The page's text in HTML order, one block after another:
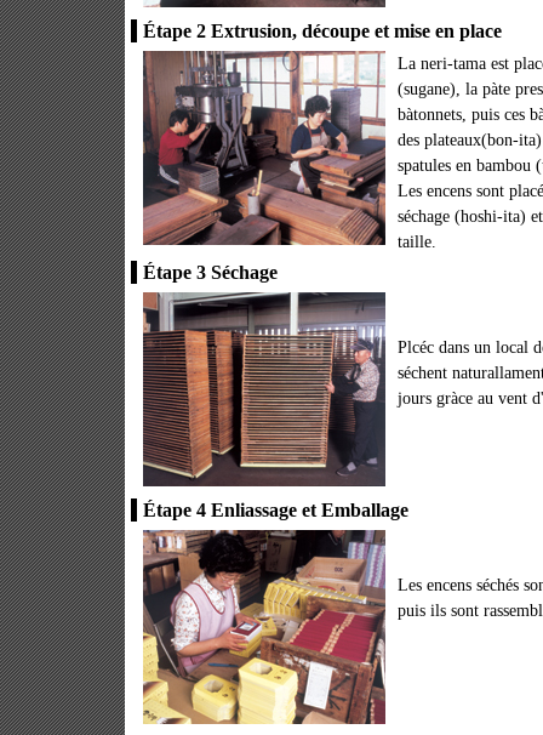
Étape 2 Extrusion, découpe et mise en place
La neri-tama est
(sugane), la pàte
bàtonnets, puis ces
des plateaux(bon-
spatules en bambou
Les encens sont
séchage (hoshi-ita)
taille.
Étape 3 Séchage
Plcéc dans un local
séchent
jours gràce au vent
Étape 4 Enliassage et Emballage
Les encens séchés
puis ils sont